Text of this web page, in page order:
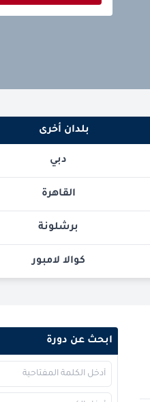
بلدان أخرى
دبي
القاهرة
برشلونة
كوالا لامبور
دبي
كوالا لامبور
برشلونة
ابحث عن دورة